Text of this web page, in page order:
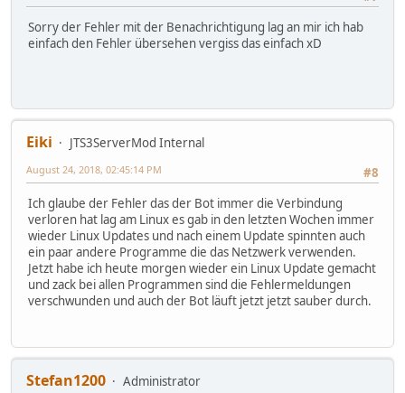
Sorry der Fehler mit der Benachrichtigung lag an mir ich hab
einfach den Fehler übersehen vergiss das einfach xD
Eiki
JTS3ServerMod Internal
#8
August 24, 2018, 02:45:14 PM
Ich glaube der Fehler das der Bot immer die Verbindung
verloren hat lag am Linux es gab in den letzten Wochen immer
wieder Linux Updates und nach einem Update spinnten auch
ein paar andere Programme die das Netzwerk verwenden.
Jetzt habe ich heute morgen wieder ein Linux Update gemacht
und zack bei allen Programmen sind die Fehlermeldungen
verschwunden und auch der Bot läuft jetzt jetzt sauber durch.
Stefan1200
Administrator